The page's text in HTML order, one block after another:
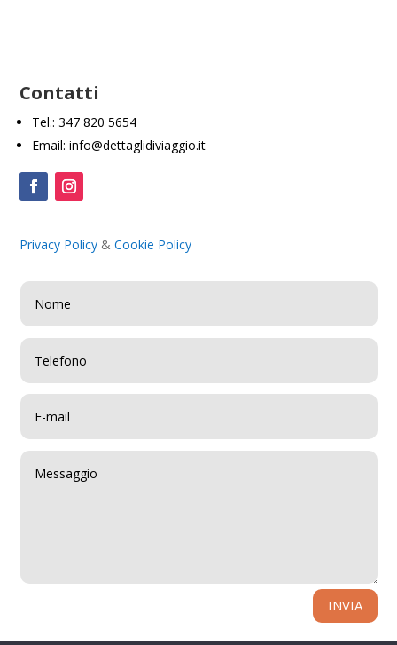
Contatti
Tel.: 347 820 5654
Email: info@dettaglidiviaggio.it
Privacy Policy &Cookie Policy
INVIA